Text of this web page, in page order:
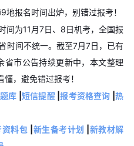
间为11月7日、8日机考，全国报
时间不统一。截至7月7日，已有
省市公告持续更新中，本文整理
，避免错过报考！
库 短信提醒|报考资格查询 热
资料包 新生备考计划
新教材解